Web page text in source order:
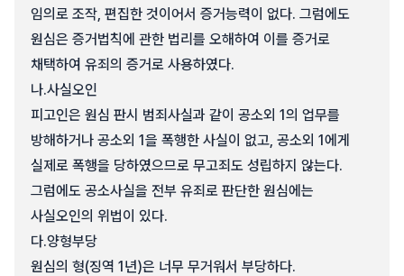
임의로 조작, 편집한 것이어서 증거능력이 없다. 그럼에도
원심은 증거법칙에 관한 법리를 오해하여 이를 증거로
채택하여 유죄의 증거로 사용하였다.
나.사실오인
피고인은 원심 판시 범죄사실과 같이 공소외 1의 업무를
방해하거나 공소외 1을 폭행한 사실이 없고, 공소외 1에게
실제로 폭행을 당하였으므로 무고죄도 성립하지 않는다.
그럼에도 공소사실을 전부 유죄로 판단한 원심에는
사실오인의 위법이 있다.
다.양형부당
원심의 형(징역 1년)은 너무 무거워서 부당하다.